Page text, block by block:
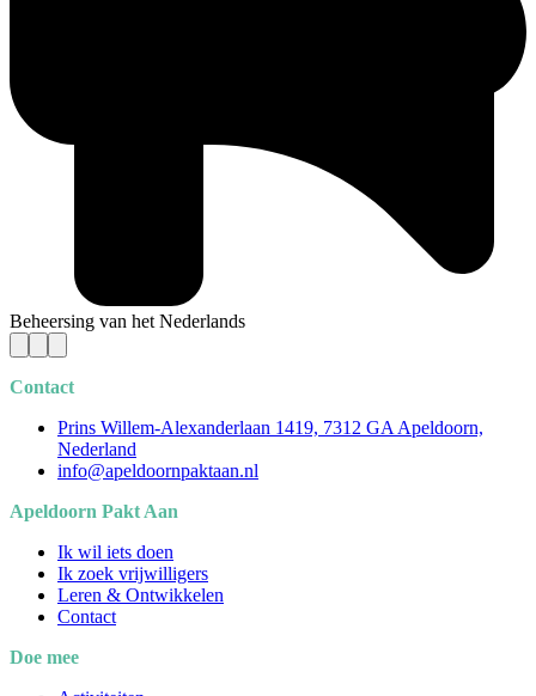
Beheersing van het Nederlands
Contact
Prins Willem-Alexanderlaan 1419, 7312 GA Apeldoorn,
Nederland
info@apeldoornpaktaan.nl
Apeldoorn Pakt Aan
Ik wil iets doen
Ik zoek vrijwilligers
Leren & Ontwikkelen
Contact
Doe mee